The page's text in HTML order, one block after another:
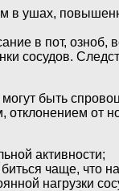
ушах,
в пот,
сосудов.
быть
от
активности;
чаще,
нагрузки